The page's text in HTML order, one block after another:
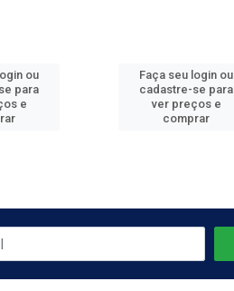
ou
para
e
Faça seu login ou
cadastre-se para
ver preços e
comprar